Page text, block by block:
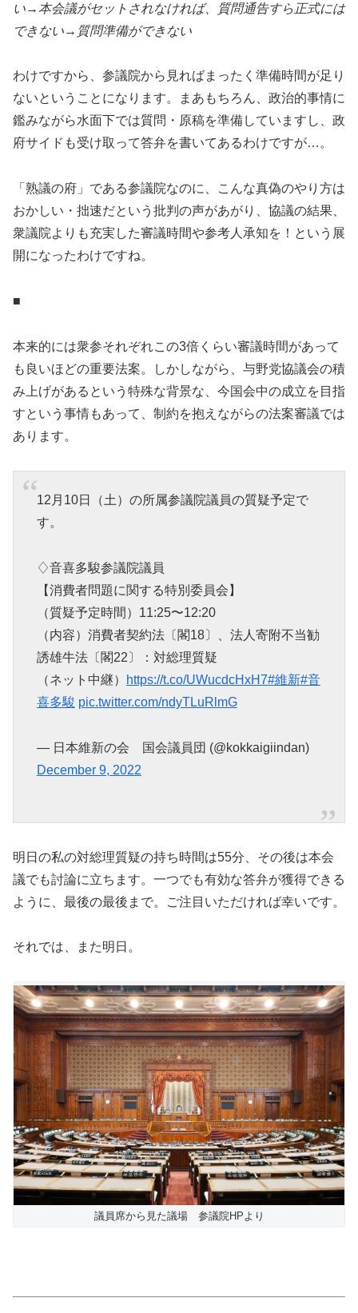
い→本会議がセットされなければ、質問通告すら正式には
できない→質問準備ができない
わけですから、参議院から見ればまったく準備時間が足り
ないということになります。まあもちろん、政治的事情に
鑑みながら水面下では質問・原稿を準備していますし、政
府サイドも受け取って答弁を書いてあるわけですが…。
「熟議の府」である参議院なのに、こんな真偽のやり方は
おかしい・拙速だという批判の声があがり、協議の結果、
衆議院よりも充実した審議時間や参考人承知を！という展
開になったわけですね。
■
本来的には衆参それぞれこの3倍くらい審議時間があって
も良いほどの重要法案。しかしながら、与野党協議会の積
み上げがあるという特殊な背景な、今国会中の成立を目指
すという事情もあって、制約を抱えながらの法案審議では
あります。
12月10日（土）の所属参議院議員の質疑予定で
す。
♢音喜多駿参議院議員
【消費者問題に関する特別委員会】
（質疑予定時間）11:25〜12:20
（内容）消費者契約法〔閣18〕、法人寄附不当勧
誘雄牛法〔閣22〕：対総理質疑
（ネット中継）
https://t.co/UWucdcHxH7#維新#音
喜多駿 pic.twitter.com/ndyTLuRlmG
— 日本維新の会 国会議員団 (@kokkaigiindan)
December 9, 2022
明日の私の対総理質疑の持ち時間は55分、その後は本会
議でも討論に立ちます。一つでも有効な答弁が獲得できる
ように、最後の最後まで。ご注目いただければ幸いです。
それでは、また明日。
議員席から見た議場 参議院HPより